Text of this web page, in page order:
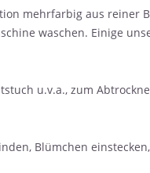
mehrfarbig aus reiner
waschen. Einige
u.v.a., zum
Blümchen